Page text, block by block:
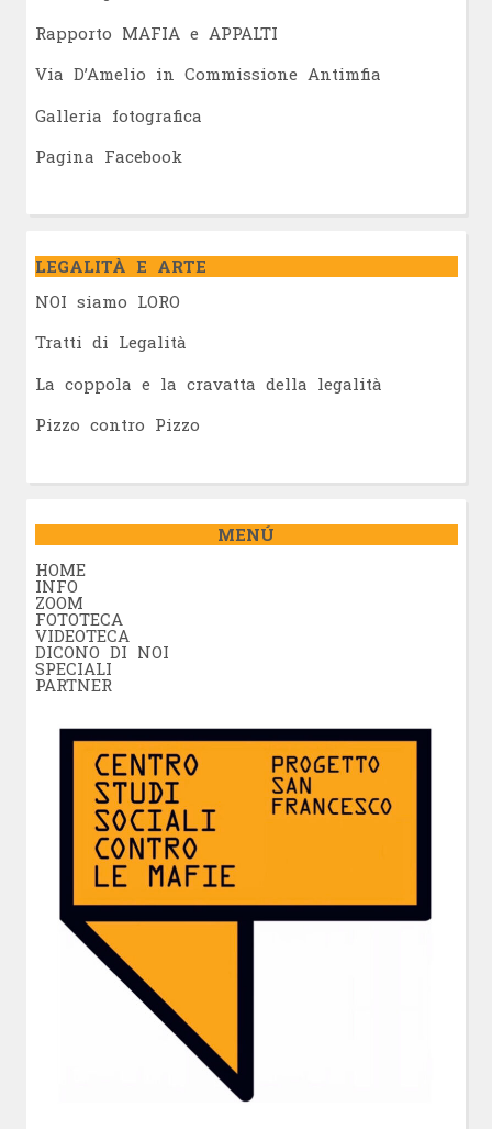
Rapporto MAFIA e APPALTI
Via D’Amelio in Commissione Antimfia
Galleria fotografica
Pagina Facebook
LEGALITÀ E ARTE
NOI siamo LORO
Tratti di Legalità
La coppola e la cravatta della legalità
Pizzo contro Pizzo
MENÚ
HOME
INFO
ZOOM
FOTOTECA
VIDEOTECA
DICONO DI NOI
SPECIALI
PARTNER